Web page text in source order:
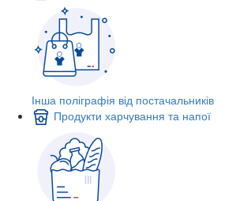
Інша поліграфія від постачальників
Продукти харчування та напої